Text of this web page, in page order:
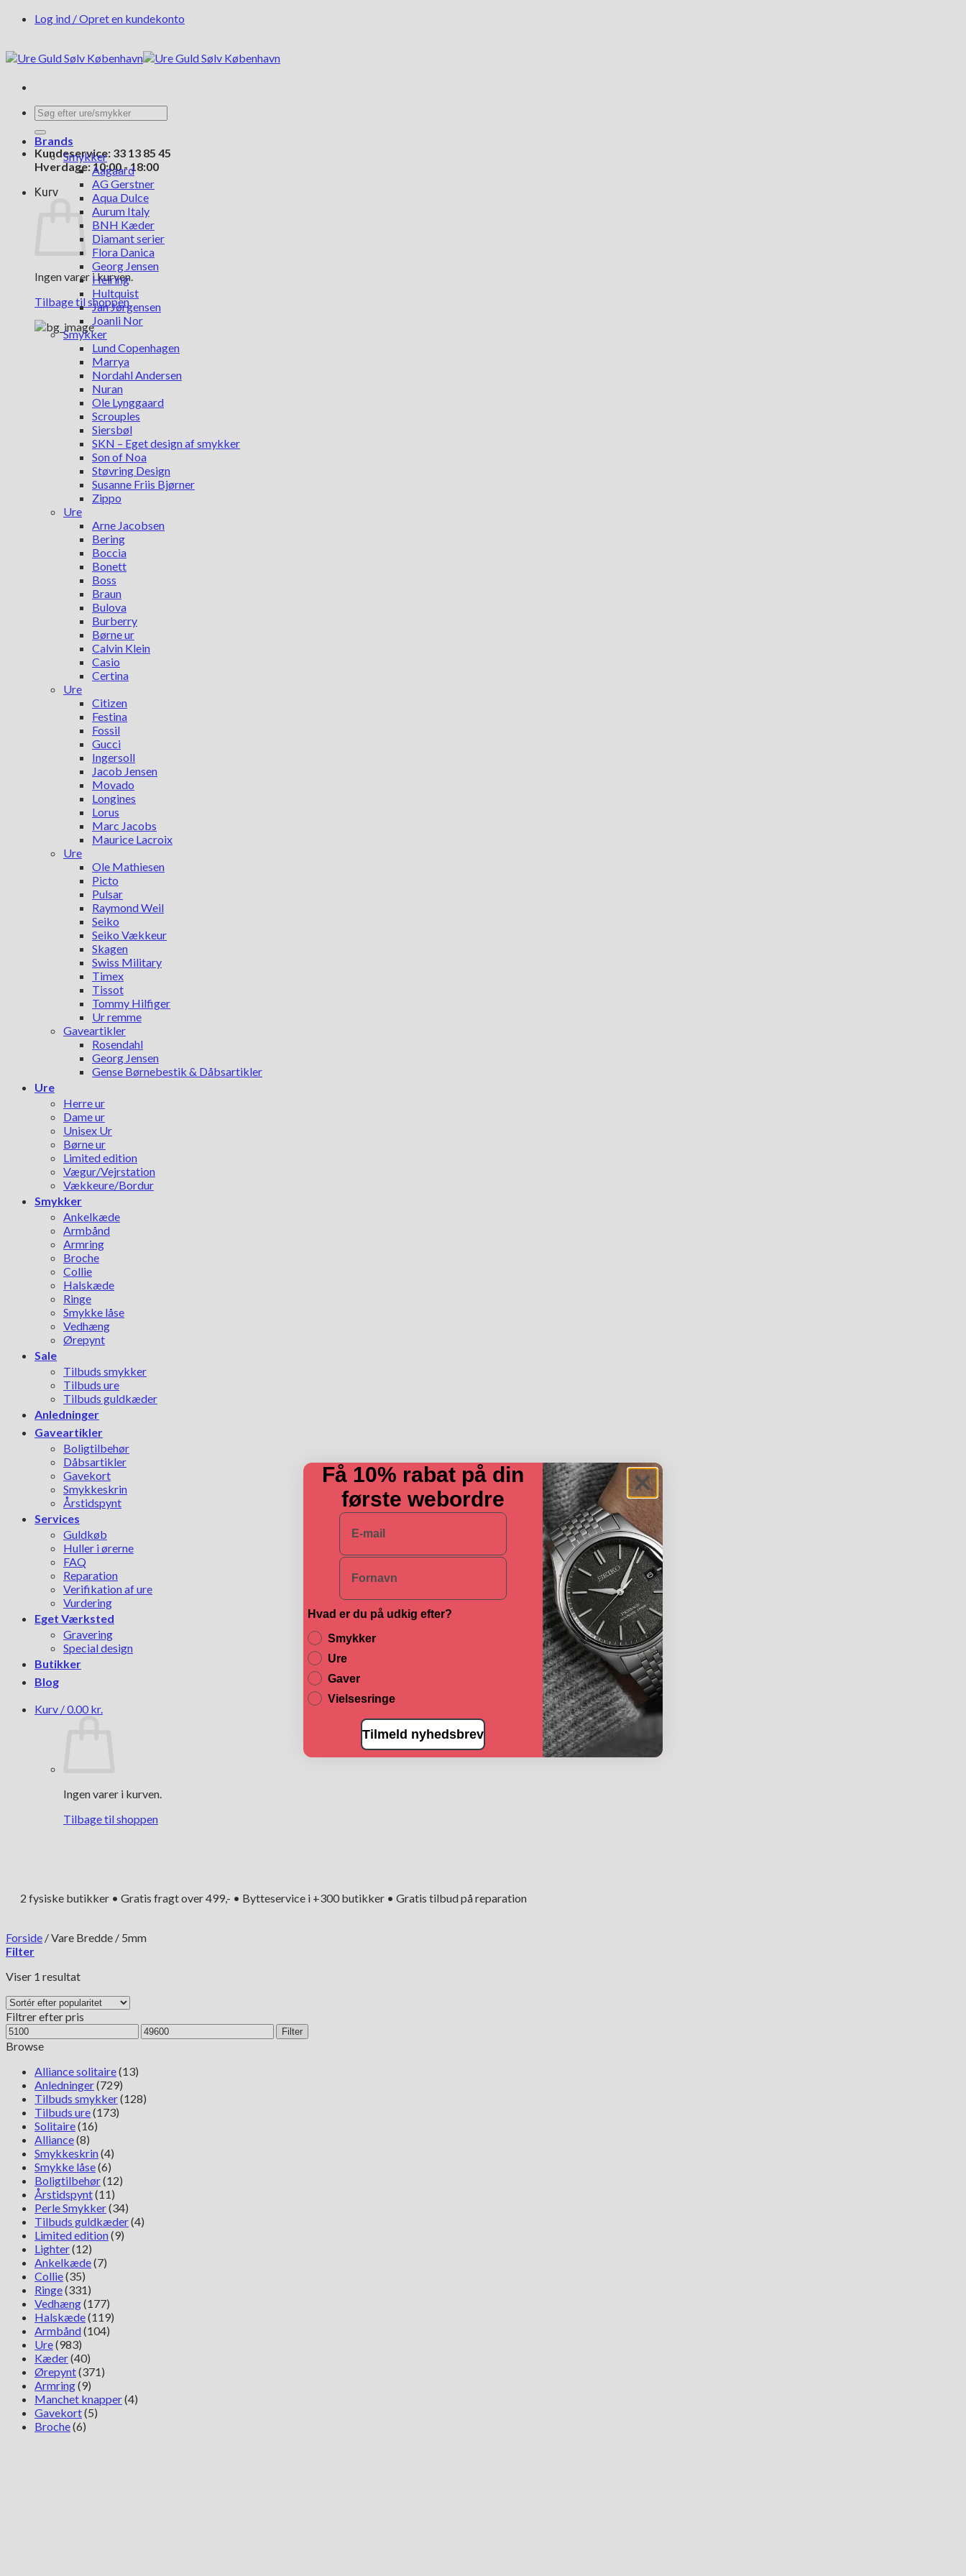
FortsætLog ind / Opret en kundekonto
Søg
efter:
Kundeservice: 33 13 85 45
Hverdage: 10:00 - 18:00
Kurv
Ingen varer i kurven.
Tilbage til shoppen
Brands
Smykker
Aagaard
AG Gerstner
Aqua Dulce
Aurum Italy
BNH Kæder
Diamant serier
Flora Danica
Georg Jensen
Heiring
Hultquist
Jan Jørgensen
Joanli Nor
Smykker
Lund Copenhagen
Marrya
Nordahl Andersen
Nuran
Ole Lynggaard
Scrouples
Siersbøl
SKN – Eget design af smykker
Son of Noa
Støvring Design
Susanne Friis Bjørner
Zippo
Ure
Arne Jacobsen
Bering
Boccia
Bonett
Boss
Braun
Bulova
Burberry
Børne ur
Calvin Klein
Casio
Certina
Ure
Citizen
Festina
Fossil
Gucci
Ingersoll
Jacob Jensen
Movado
Longines
Lorus
Marc Jacobs
Maurice Lacroix
Ure
Ole Mathiesen
Picto
Pulsar
Raymond Weil
Seiko
Seiko Vækkeur
Skagen
Swiss Military
Timex
Tissot
Tommy Hilfiger
Ur remme
Gaveartikler
Rosendahl
Georg Jensen
Gense Børnebestik & Dåbsartikler
Ure
Herre ur
Dame ur
Unisex Ur
Børne ur
Limited edition
Vægur/Vejrstation
Vækkeure/Bordur
Smykker
Ankelkæde
Armbånd
Armring
Broche
Collie
Halskæde
Ringe
Smykke låse
Vedhæng
Ørepynt
Sale
Tilbuds smykker
Tilbuds ure
Tilbuds guldkæder
Anledninger
Gaveartikler
Boligtilbehør
Dåbsartikler
Gavekort
Smykkeskrin
Årstidspynt
Services
Guldkøb
Huller i ørerne
FAQ
Reparation
Verifikation af ure
Vurdering
Eget Værksted
Gravering
Special design
Butikker
Blog
Kurv /0.00 kr.
Ingen varer i kurven.
Tilbage til shoppen
2 fysiske butikker • Gratis fragt over 499,- • Bytteservice i +300 butikker • Gratis tilbud på reparation
Forside /Vare Bredde / 5mm
Filter
Viser 1 resultat
Filtrer efter pris
Mindste
pris
Højeste
pris
Filter
Browse
Alliance solitaire(13)
Anledninger(729)
Tilbuds smykker(128)
Tilbuds ure(173)
Solitaire(16)
Alliance(8)
Smykkeskrin(4)
Smykke låse(6)
Boligtilbehør(12)
Årstidspynt(11)
Perle Smykker(34)
Tilbuds guldkæder(4)
Limited edition(9)
Lighter(12)
Ankelkæde(7)
Collie(35)
Ringe(331)
Vedhæng(177)
Halskæde(119)
Armbånd(104)
Ure(983)
Kæder(40)
Ørepynt(371)
Armring(9)
Manchet knapper(4)
Gavekort(5)
Broche(6)
Få 10% rabat på din
første webordre
E-mail
Navn
Hvad er du på udkig efter?
Smykker
Ure
Gaver
Vielsesringe
Tilmeld nyhedsbrev